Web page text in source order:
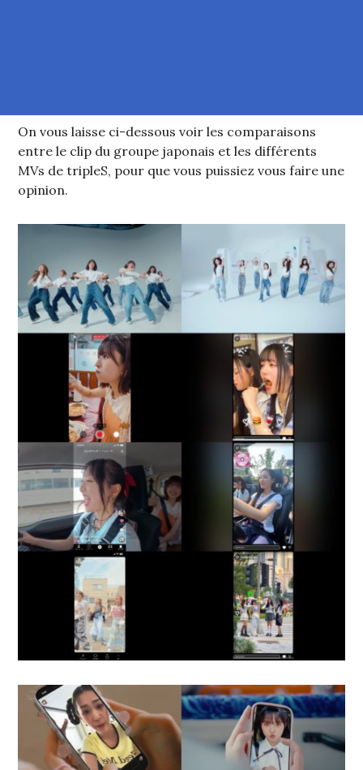
On vous laisse ci-dessous voir les comparaisons
entre le clip du groupe japonais et les différents
MVs de tripleS, pour que vous puissiez vous faire une
opinion.